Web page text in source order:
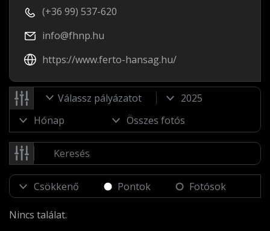
(+36 99) 537-620
info@fhnp.hu
https://www.ferto-hansag.hu/
Válassz pályázatot
Pontok Fotósok
Nincs találat.